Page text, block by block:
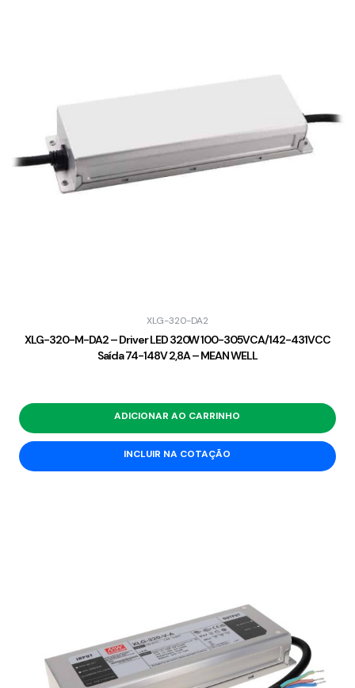
XLG-320-DA2
XLG-320-M-DA2 – Driver LED 320W 100-305VCA/142-431VCC
Saída 74-148V 2,8A – MEAN WELL
ADICIONAR AO CARRINHO
INCLUIR NA COTAÇÃO